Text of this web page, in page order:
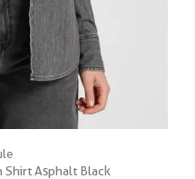
Asphalt Black